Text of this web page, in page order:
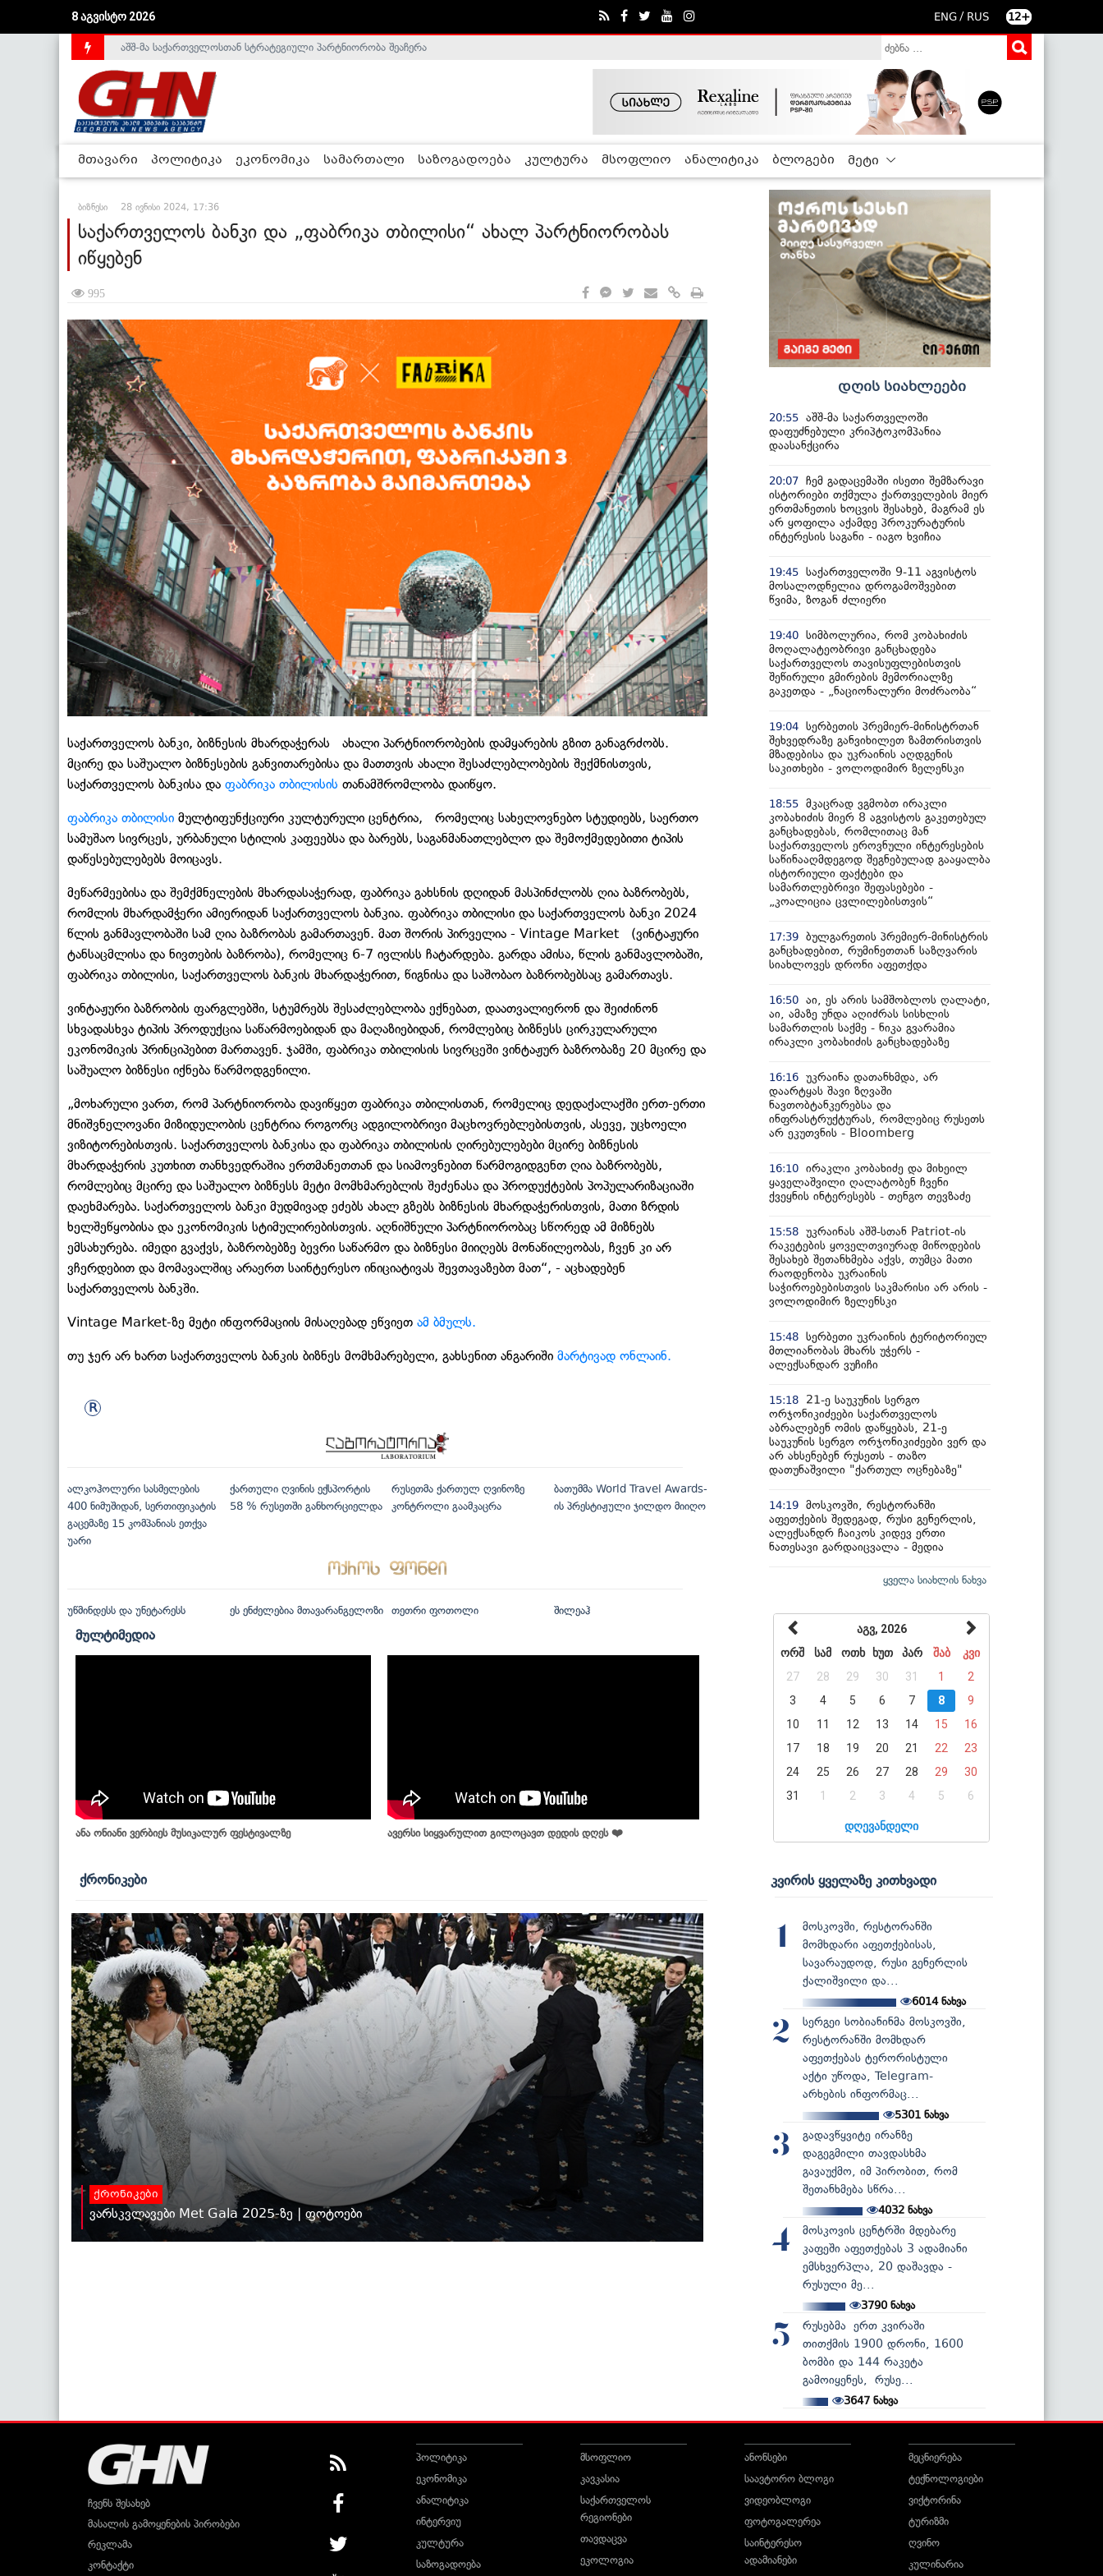
8 აგვისტო 2026 ENG / RUS 12+
საქართველოს დე-ფაქტო მთავრობა არალეგიტიმურია - ჰელსინკის კომისია
აშშ-მა საქართველოსთან სტრატეგიული პარტნიორობა შეაჩერა
მთავარი პოლიტიკა ეკონომიკა სამართალი საზოგადოება კულტურა მსოფლიო ანალიტიკა ბლოგები მეტი
ბიზნესი 28 ივნისი 2024, 17:36
საქართველოს ბანკი და „ფაბრიკა თბილისი“ ახალ პარტნიორობას
იწყებენ
995
საქართველოს ბანკი, ბიზნესის მხარდაჭერას ახალი პარტნიორობების დამყარების გზით განაგრძობს.
მცირე და საშუალო ბიზნესების განვითარებისა და მათთვის ახალი შესაძლებლობების შექმნისთვის,
საქართველოს ბანკისა და ფაბრიკა თბილისის თანამშრომლობა დაიწყო.
ფაბრიკა თბილისი მულტიფუნქციური კულტურული ცენტრია, რომელიც სახელოვნებო სტუდიებს, საერთო
სამუშაო სივრცეს, ურბანული სტილის კაფეებსა და ბარებს, საგანმანათლებლო და შემოქმედებითი ტიპის
დაწესებულებებს მოიცავს.
მეწარმეებისა და შემქმნელების მხარდასაჭერად, ფაბრიკა გახსნის დღიდან მასპინძლობს ღია ბაზრობებს,
რომლის მხარდამჭერი ამიერიდან საქართველოს ბანკია. ფაბრიკა თბილისი და საქართველოს ბანკი 2024
წლის განმავლობაში სამ ღია ბაზრობას გამართავენ. მათ შორის პირველია - Vintage Market (ვინტაჟური
ტანსაცმლისა და ნივთების ბაზრობა), რომელიც 6-7 ივლისს ჩატარდება. გარდა ამისა, წლის განმავლობაში,
ფაბრიკა თბილისი, საქართველოს ბანკის მხარდაჭერით, წიგნისა და საშობაო ბაზრობებსაც გამართავს.
ვინტაჟური ბაზრობის ფარგლებში, სტუმრებს შესაძლებლობა ექნებათ, დაათვალიერონ და შეიძინონ
სხვადასხვა ტიპის პროდუქცია საწარმოებიდან და მაღაზიებიდან, რომლებიც ბიზნესს ცირკულარული
ეკონომიკის პრინციპებით მართავენ. ჯამში, ფაბრიკა თბილისის სივრცეში ვინტაჟურ ბაზრობაზე 20 მცირე და
საშუალო ბიზნესი იქნება წარმოდგენილი.
„მოხარული ვართ, რომ პარტნიორობა დავიწყეთ ფაბრიკა თბილისთან, რომელიც დედაქალაქში ერთ-ერთი
მნიშვნელოვანი მიზიდულობის ცენტრია როგორც ადგილობრივი მაცხოვრებლებისთვის, ასევე, უცხოელი
ვიზიტორებისთვის. საქართველოს ბანკისა და ფაბრიკა თბილისის ღირებულებები მცირე ბიზნესის
მხარდაჭერის კუთხით თანხვედრაშია ერთმანეთთან და სიამოვნებით წარმოგიდგენთ ღია ბაზრობებს,
რომლებიც მცირე და საშუალო ბიზნესს მეტი მომხმარებლის შეძენასა და პროდუქტების პოპულარიზაციაში
დაეხმარება. საქართველოს ბანკი მუდმივად ეძებს ახალ გზებს ბიზნესის მხარდაჭერისთვის, მათი ზრდის
ხელშეწყობისა და ეკონომიკის სტიმულირებისთვის. აღნიშნული პარტნიორობაც სწორედ ამ მიზნებს
ემსახურება. იმედი გვაქვს, ბაზრობებზე ბევრი საწარმო და ბიზნესი მიიღებს მონაწილეობას, ჩვენ კი არ
ვჩერდებით და მომავალშიც არაერთ საინტერესო ინიციატივას შევთავაზებთ მათ“, - აცხადებენ
საქართველოს ბანკში.
Vintage Market-ზე მეტი ინფორმაციის მისაღებად ეწვიეთ ამ ბმულს.
თუ ჯერ არ ხართ საქართველოს ბანკის ბიზნეს მომხმარებელი, გახსენით ანგარიში მარტივად ონლაინ.
ალკოჰოლური სასმელების
400 ნიმუშიდან, სერთიფიკატის
გაცემაზე 15 კომპანიას ეთქვა
უარი
ქართული ღვინის ექსპორტის
58 % რუსეთში განხორციელდა
რუსეთმა ქართულ ღვინოზე
კონტროლი გაამკაცრა
ბათუმმა World Travel Awards-
ის პრესტიჟული ჯილდო მიიღო
უწმინდესს და უნეტარესს ეს ენძელებია მთავარანგელოზი თეთრი ფოთოლი შილეაჰ
მულტიმედია
ანა ონიანი ვერბიეს მუსიკალურ ფესტივალზე ავერსი სიყვარულით გილოცავთ დედის დღეს ❤️
ქრონიკები
ქრონიკები
ვარსკვლავები Met Gala 2025-ზე | ფოტოები
დღის სიახლეები
20:55 აშშ-მა საქართველოში
დაფუძნებული კრიპტოკომპანია
დაასანქცირა
20:07 ჩემ გადაცემაში ისეთი შემზარავი
ისტორიები თქმულა ქართველების მიერ
ერთმანეთის ხოცვის შესახებ, მაგრამ ეს
არ ყოფილა აქამდე პროკურატურის
ინტერესის საგანი - იაგო ხვიჩია
19:45 საქართველოში 9-11 აგვისტოს
მოსალოდნელია დროგამოშვებით
წვიმა, ზოგან ძლიერი
19:40 სიმბოლურია, რომ კობახიძის
მოღალატეობრივი განცხადება
საქართველოს თავისუფლებისთვის
შეწირული გმირების მემორიალზე
გაკეთდა - „ნაციონალური მოძრაობა“
19:04 სერბეთის პრემიერ-მინისტრთან
შეხვედრაზე განვიხილეთ ზამთრისთვის
მზადებისა და უკრაინის აღდგენის
საკითხები - ვოლოდიმირ ზელენსკი
18:55 მკაცრად ვგმობთ ირაკლი
კობახიძის მიერ 8 აგვისტოს გაკეთებულ
განცხადებას, რომლითაც მან
საქართველოს ეროვნული ინტერესების
საწინააღმდეგოდ შეგნებულად გააყალბა
ისტორიული ფაქტები და
სამართლებრივი შეფასებები -
„კოალიცია ცვლილებისთვის“
17:39 ბულგარეთის პრემიერ-მინისტრის
განცხადებით, რუმინეთთან საზღვარის
სიახლოვეს დრონი აფეთქდა
16:50 აი, ეს არის სამშობლოს ღალატი,
აი, ამაზე უნდა აღიძრას სისხლის
სამართლის საქმე - ნიკა გვარამია
ირაკლი კობახიძის განცხადებაზე
16:16 უკრაინა დათანხმდა, არ
დაარტყას შავი ზღვაში
ნავთობტანკერებსა და
ინფრასტრუქტურას, რომლებიც რუსეთს
არ ეკუთვნის - Bloomberg
16:10 ირაკლი კობახიძე და მიხეილ
ყაველაშვილი ღალატობენ ჩვენი
ქვეყნის ინტერესებს - თენგო თევზაძე
15:58 უკრაინას აშშ-სთან Patriot-ის
რაკეტების ყოველთვიურად მიწოდების
შესახებ შეთანხმება აქვს, თუმცა მათი
რაოდენობა უკრაინის
საჭიროებებისთვის საკმარისი არ არის -
ვოლოდიმირ ზელენსკი
15:48 სერბეთი უკრაინის ტერიტორიულ
მთლიანობას მხარს უჭერს -
ალექსანდარ ვუჩიჩი
15:18
21-ე საუკუნის სერგო
ორჯონიკიძეები საქართველოს
აბრალებენ ომის დაწყებას, 21-ე
საუკუნის სერგო ორჯონიკიძეები ვერ და
არ ახსენებენ რუსეთს - თაზო
დათუნაშვილი "ქართულ ოცნებაზე"
14:19 მოსკოვში, რესტორანში
აფეთქების შედეგად, რუსი გენერლის,
ალექსანდრ ჩაიკოს კიდევ ერთი
ნათესავი გარდაიცვალა - მედია
ყველა სიახლის ნახვა
აგვ, 2026
ორშ
სამ ოთხ ხუთ პარ შაბ
კვი
27
28 29 30 31 1
2
3
4 5 6 7 8
9
10
11 12 13 14 15
16
17
18 19 20 21 22
23
24
25 26 27 28 29
30
31
1 2 3 4 5 6
დღევანდელი
კვირის ყველაზე კითხვადი
1
მოსკოვში, რესტორანში
მომხდარი აფეთქებისას,
სავარაუდოდ, რუსი გენერლის
ქალიშვილი და...
6014ნახვა
2
სერგეი სობიანინმა მოსკოვში,
რესტორანში მომხდარ
აფეთქებას ტერორისტული
აქტი უწოდა, Telegram-
არხების ინფორმაც...
5301 ნახვა
3
გადავწყვიტე ირანზე
დაგეგმილი თავდასხმა
გავაუქმო, იმ პირობით, რომ
შეთანხმება სწრა...
4032ნახვა
4
მოსკოვის ცენტრში მდებარე
კაფეში აფეთქებას 3 ადამიანი
ემსხვერპლა, 20 დაშავდა -
რუსული მე...
3790ნახვა
5
რუსებმა ერთ კვირაში
თითქმის 1900 დრონი, 1600
ბომბი და 144 რაკეტა
გამოიყენეს, რუსე...
3647 ნახვა
ჩვენს შესახებ
მასალის გამოყენების პირობები
რეკლამა
კონტაქტი
პოლიტიკა
ეკონომიკა
ანალიტიკა
ინტერვიუ
კულტურა
საზოგადოება
მსოფლიო
კავკასია
საქართველოს
რეგიონები
თავდაცვა
ეკოლოგია
ანონსები
საავტორო ბლოგი
ვიდეობლოგი
ფოტოგალერეა
საინტერესო
ადამიანები
მეცნიერება
ტექნოლოგიები
ვიქტორინა
ტურიზმი
ღვინო
კულინარია